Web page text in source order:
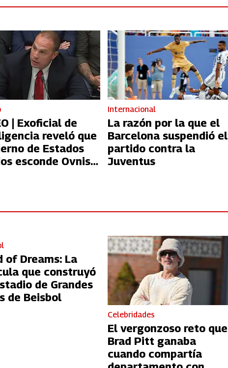
| Exoficial de
reveló que
de Estados
esconde Ovnis y
Internacional
La razón por la que el
Barcelona suspendió el
partido contra la
Juventus
of Dreams: La
que construyó
de Grandes
de Beisbol
Celebridades
El vergonzoso reto que
Brad Pitt ganaba
cuando compartía